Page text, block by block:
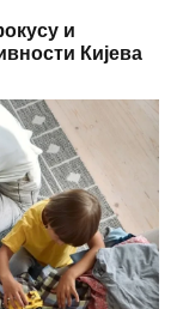
и
Кијева